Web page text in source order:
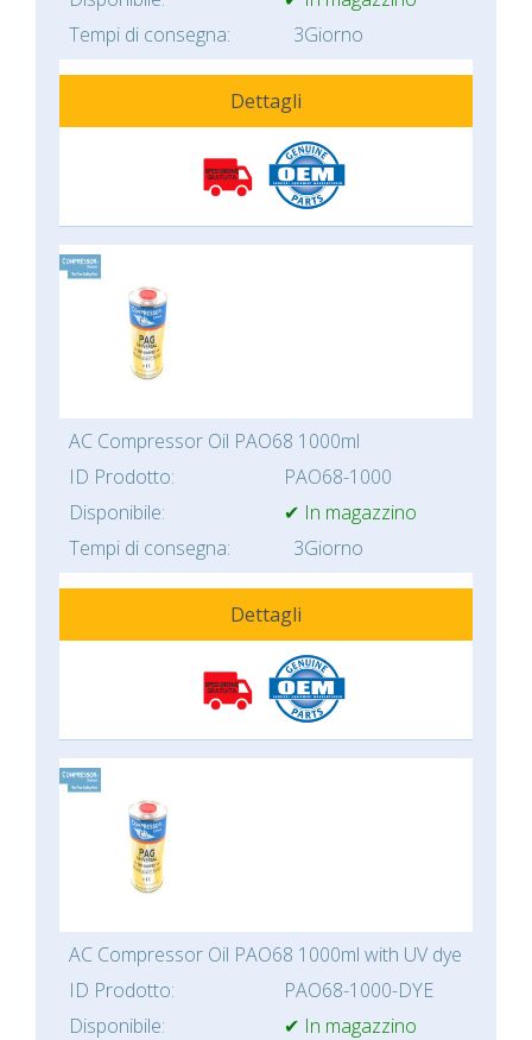
Tempi di consegna:
3Giorno
Dettagli
AC Compressor Oil PAO68 1000ml
ID Prodotto:
PAO68-1000
Disponibile:
✔ In magazzino
Tempi di consegna:
3Giorno
Dettagli
AC Compressor Oil PAO68 1000ml with UV dye
ID Prodotto:
PAO68-1000-DYE
Disponibile:
✔ In magazzino